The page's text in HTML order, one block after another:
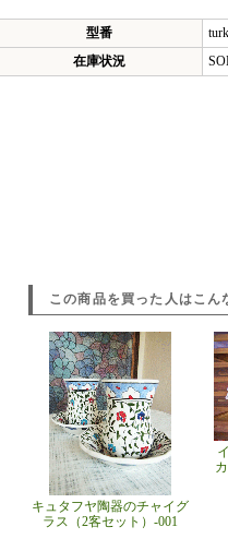
型番
在庫状況
この商品を買った人はこん
キュタフヤ陶器のチャイグ
ラス（2客セット）-001